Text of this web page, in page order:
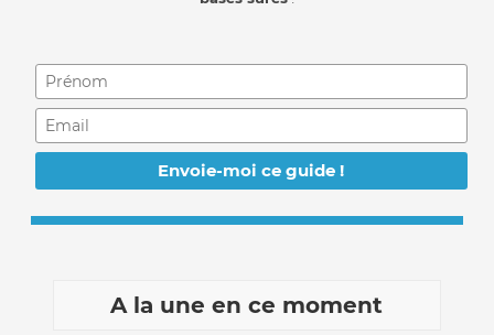
A la une en ce moment